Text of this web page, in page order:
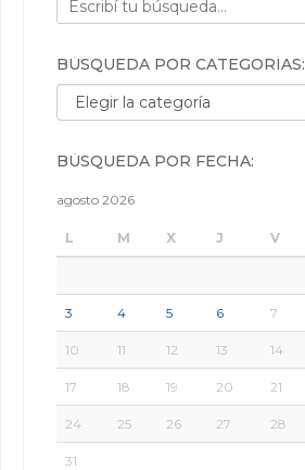
BÚSQUEDA POR CATEGORÍAS:
Búsqueda por categorías:
BÚSQUEDA POR FECHA:
agosto 2026
L M X J V
3 4 5 6 7
10 11 12 13 14
17 18 19 20 21
24 25 26 27 28
31